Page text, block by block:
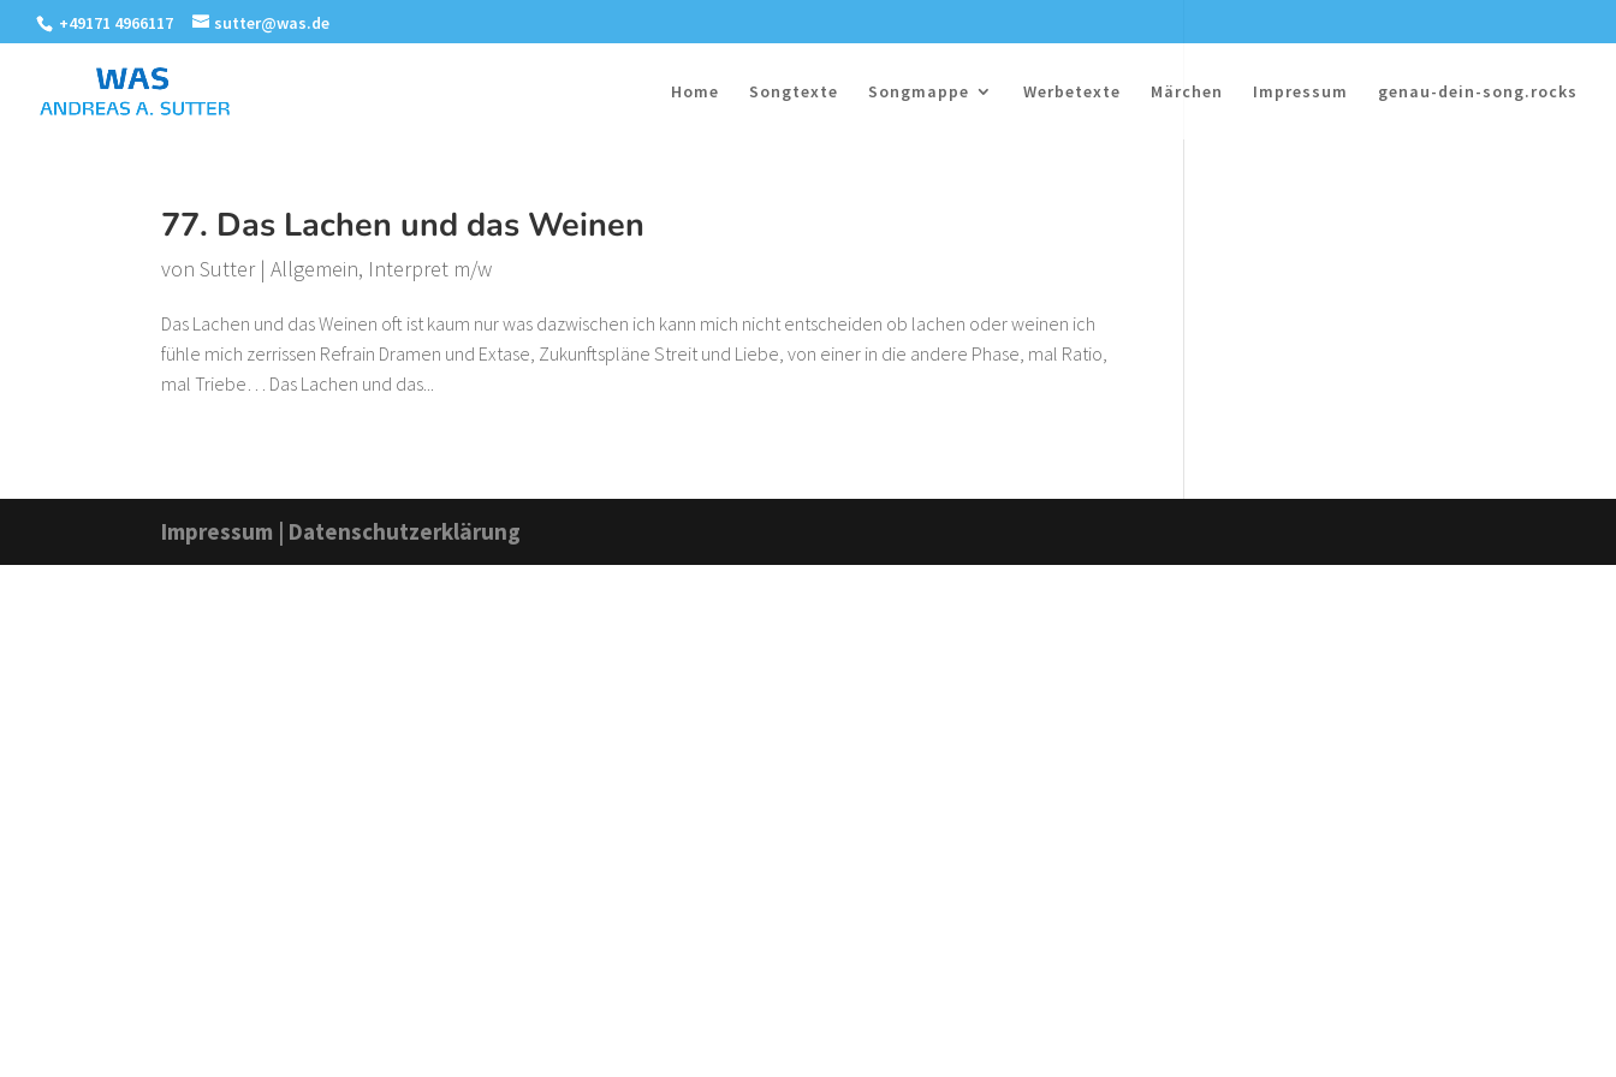
+49171 4966117 sutter@was.de
Home Songtexte Songmappe Werbetexte Märchen Impressum genau-dein-song.rocks
77. Das Lachen und das Weinen
vonSutter|Allgemein, Interpret m/w
Das Lachen und das Weinen oft ist kaum nur was dazwischen ich kann mich nicht entscheiden ob lachen oder weinen ich
fühle mich zerrissen Refrain Dramen und Extase, Zukunftspläne Streit und Liebe, von einer in die andere Phase, mal Ratio,
mal Triebe… Das Lachen und das...
Impressum | Datenschutzerklärung